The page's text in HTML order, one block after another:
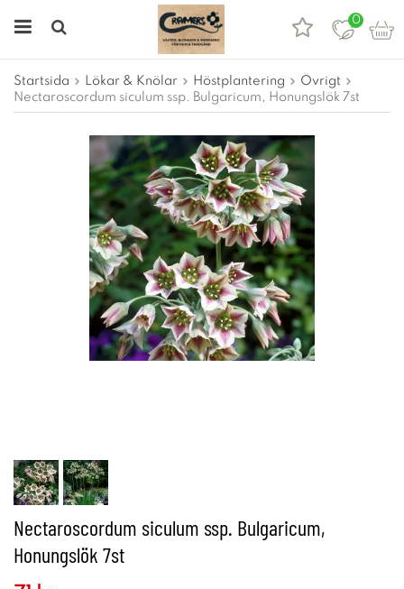
0
Startsida Lökar & Knölar Höstplantering
Övrigt
Nectaroscordum siculum ssp. Bulgaricum, Honungslök 7st
Nectaroscordum siculum ssp. Bulgaricum,
Honungslök 7st